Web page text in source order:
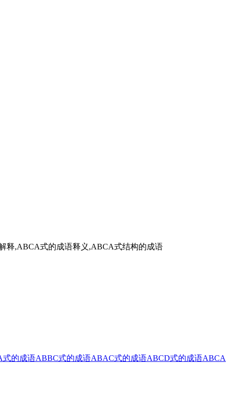
释,ABCA式的成语释义,ABCA式结构的成语
式的成语ABBC式的成语ABAC式的成语ABCD式的成语ABCA